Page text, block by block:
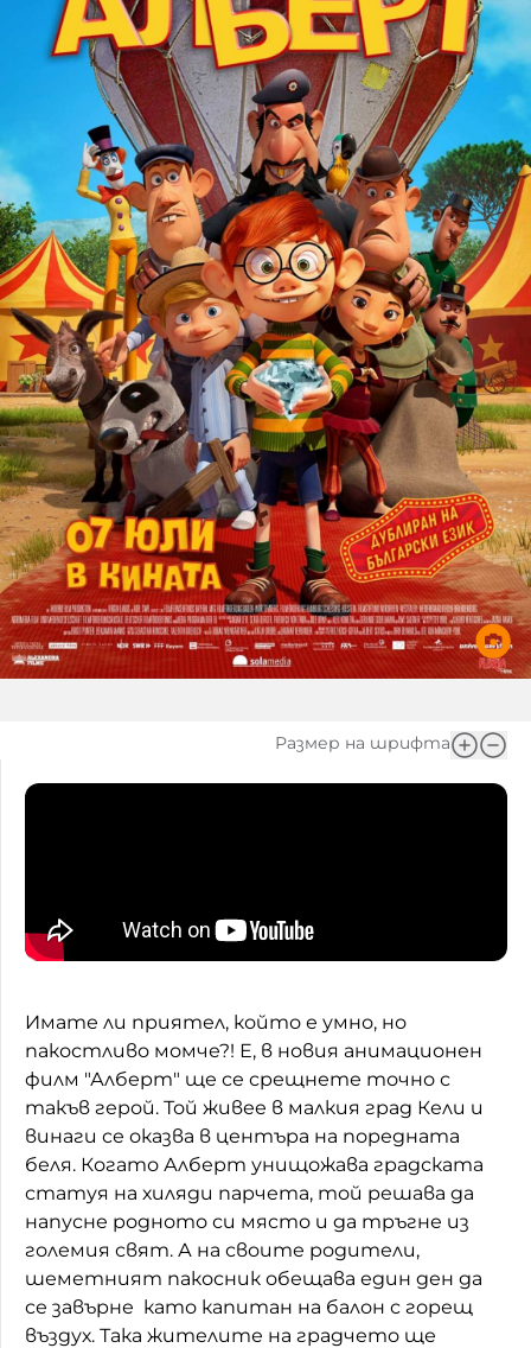
Фантазирай
Приказки
История на изкуството
Музикална кутийка
От соул до рокендрол
Междучасие
Яйцето на света
Къщата
Златната ябълка
Непознатите думи
Като Айнщайн
Домашен любимец
Питаме Ви
До ре ми
Игри
Кои сме ние?
За вас, родители
БНР
БНР Новини
Архивен фонд на БНР
Размер на шрифта
Имате ли приятел, който е умно, но
пакостливо момче?! Е, в новия анимационен
филм "Алберт" ще се срещнете точно с
такъв герой. Той живее в малкия град Кели и
винаги се оказва в центъра на поредната
беля. Когато Алберт унищожава градската
статуя на хиляди парчета, той решава да
напусне родното си място и да тръгне из
големия свят. А на своите родители,
шеметният пакосник обещава един ден да
се завърне като капитан на балон с горещ
въздух. Така жителите на градчето ще